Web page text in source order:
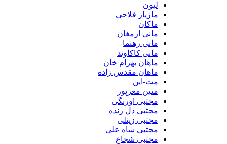
مازیار فلاحی
مانی ارمغان
مانی رهنما
مانی کاکاوند
ماهان بهرام خان
ماهان مقدس زاده
مت-این
متین معزپور
مجتبی اورنگی
مجتبی دل زنده
مجتبی زینلی
مجتبی شاه علی
مجتبی شجاع